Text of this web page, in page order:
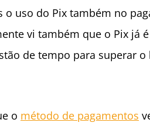
o uso do Pix também no
vi também que o Pix já
de tempo para superar o
o método de pagamentos